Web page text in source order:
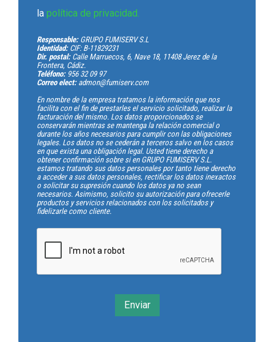
la política de privacidad.
Responsable:GRUPO FUMISERV S.L
Identidad:CIF: B-11829231
Dir. postal:Calle Marruecos, 6, Nave 18, 11408 Jerez de la
Frontera, Cádiz.
Teléfono:956 32 09 97
Correo elect:admon@fumiserv.com
En nombre de la empresa tratamos la información que nos
facilita con el fin de prestarles el servicio solicitado, realizar la
facturación del mismo. Los datos proporcionados se
conservarán mientras se mantenga la relación comercial o
durante los años necesarios para cumplir con las obligaciones
legales. Los datos no se cederán a terceros salvo en los casos
en que exista una obligación legal. Usted tiene derecho a
obtener confirmación sobre si en GRUPO FUMISERV S.L.
estamos tratando sus datos personales por tanto tiene derecho
a acceder a sus datos personales, rectificar los datos inexactos
o solicitar su supresión cuando los datos ya no sean
necesarios. Asimismo, solicito su autorización para ofrecerle
productos y servicios relacionados con los solicitados y
fidelizarle como cliente.
Enviar